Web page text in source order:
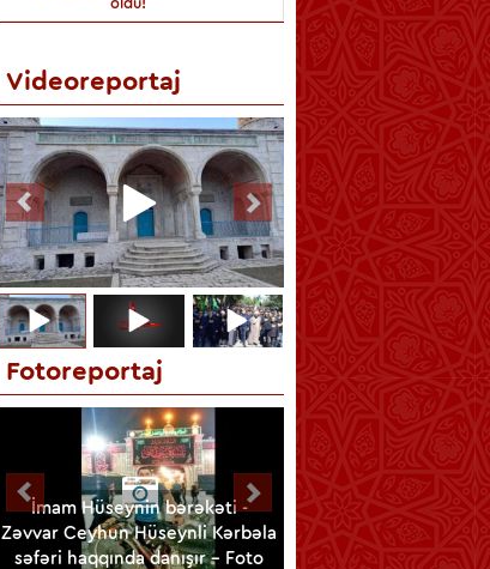
Videoreportaj
Hüseynin (ə) Kərbəlası qiyamətə
qədər bütün zamanlara səs salan
hadisədir
Şuşada şəhidlərimizin
Xanım Zəhra (s.ə)
Foto-Video
Fotoreportaj
İmam Hüseynin bərəkəti -
Zəvvar Ceyhun Hüseynli Kərbəla
səfəri haqqında danışır - Foto
İmam Kazım (ə) və
Muhəmməd
müqəddəs